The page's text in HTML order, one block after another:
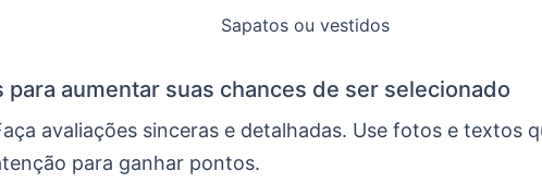
Sapatos ou vestidos
para aumentar suas chances de ser selecionado
avaliações sinceras e detalhadas. Use fotos e textos
para ganhar pontos.